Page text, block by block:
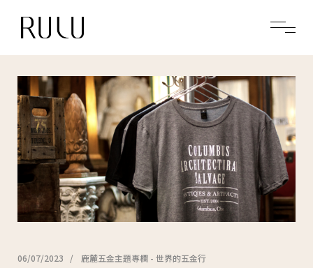
06/07/2023 鹿麓五金主題專欄 - 世界的五金行